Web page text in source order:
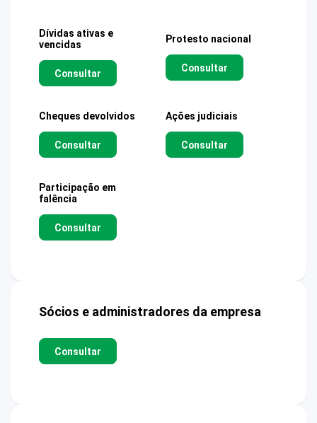
Dívidas ativas e
vencidas
Consultar
Protesto nacional
Consultar
Cheques devolvidos
Consultar
Ações judiciais
Consultar
Participação em
falência
Consultar
Sócios e administradores da empresa
Consultar